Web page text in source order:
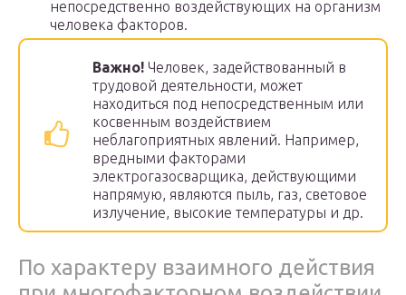
непосредственно воздействующих на организм
человека факторов.
Важно! Человек, задействованный в
трудовой деятельности, может
находиться под непосредственным или
косвенным воздействием
неблагоприятных явлений. Например,
вредными факторами
электрогазосварщика, действующими
напрямую, являются пыль, газ, световое
излучение, высокие температуры и др.
По характеру взаимного действия